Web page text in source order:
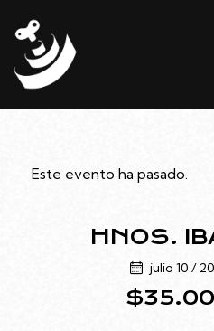
Este evento ha pasado.
HNOS.
julio 10 /